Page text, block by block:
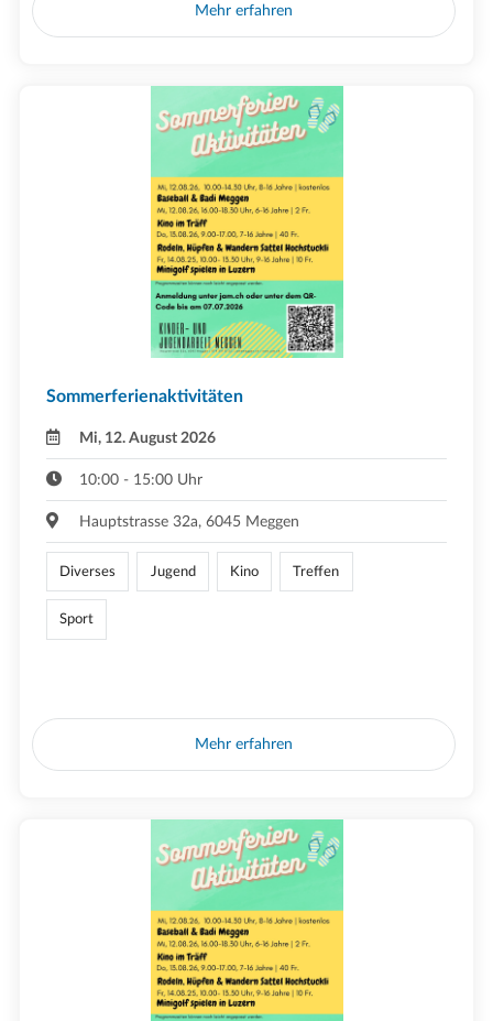
Mehr erfahren
Sommerferienaktivitäten
Mi, 12. August 2026
10:00 - 15:00 Uhr
Hauptstrasse 32a, 6045 Meggen
Diverses Jugend Kino Treffen
Sport
Mehr erfahren